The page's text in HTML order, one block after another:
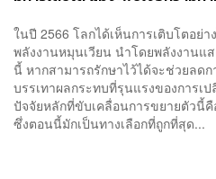
ในปี 2566 โลกได้เห็นการเติบโตอย่
พลังงานหมุนเวียน นำโดยพลังงานแส
นี้ หากสามารถรักษาไว้ได้จะช่วยลด
บรรเทาผลกระทบที่รุนแรงของการ
ปัจจัยหลักที่ขับเคลื่อนการขยายตัวนี้
ซึ่งตอนนี้มักเป็นทางเลือกที่ถูกที่สุด...